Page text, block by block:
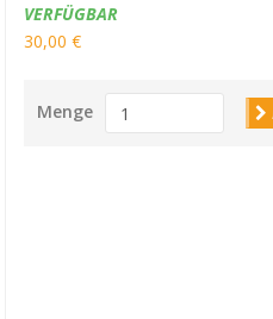
Verfügbarkeit:
VERFÜGBAR
30,00 €
Menge